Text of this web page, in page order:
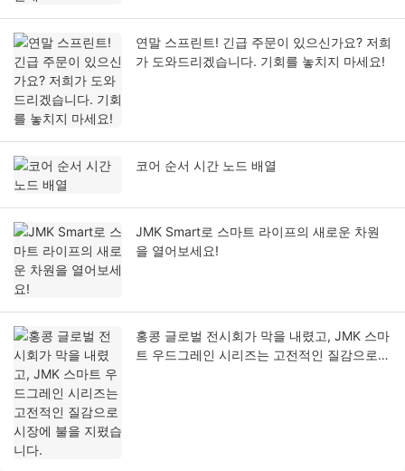
연말 스프린트! 긴급 주문이 있으신가요? 저희
가 도와드리겠습니다. 기회를 놓치지 마세요!
코어 순서 시간 노드 배열
JMK Smart로 스마트 라이프의 새로운 차원
을 열어보세요!
홍콩 글로벌 전시회가 막을 내렸고, JMK 스마
트 우드그레인 시리즈는 고전적인 질감으로